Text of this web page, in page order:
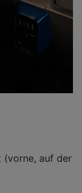
(vorne, auf der